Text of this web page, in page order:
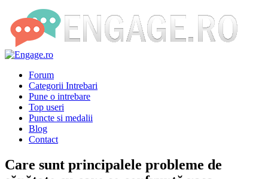
Forum
Categorii Intrebari
Pune o intrebare
Top useri
Puncte si medalii
Blog
Contact
Care sunt principalele probleme de